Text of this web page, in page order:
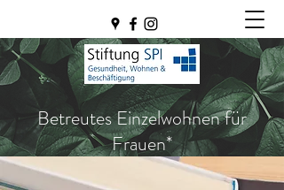
Betreutes Einzelwohnen für
Frauen*